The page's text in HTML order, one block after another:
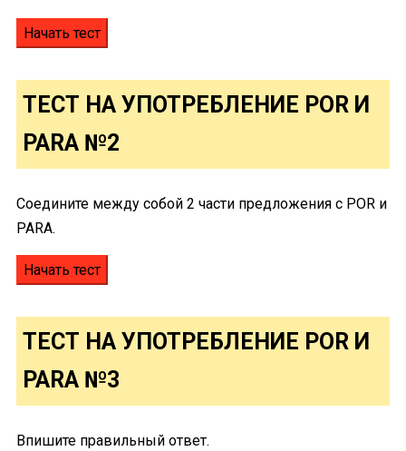
ТЕСТ НА УПОТРЕБЛЕНИЕ POR И
PARA №2
Соедините между собой 2 части предложения с POR и
PARA.
ТЕСТ НА УПОТРЕБЛЕНИЕ POR И
PARA №3
Впишите правильный ответ.